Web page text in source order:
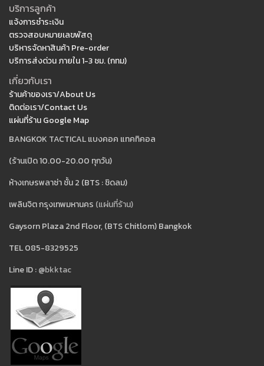
บริการลูกค้า
แจ้งการชำระเงิน
ตรวจสอบหมายเลขพัสดุ
บริหารจัดหาสินค้า Pre-order
บริการส่งด่วน ภายใน 1-3 ชม. (กทม)
เกี่ยวกับเรา
ร้านค้าของเรา/About Us
ติดต่อเรา/Contact Us
แผ่นที่ร้าน Google Map
BANGKOK TACTICAL แบงคอค แทคทิคอล
(ร้านเปิด 10.00-20.00 ทุกวัน)
ห้างเกษรพลาซ่า ชั้น 2 (BTS : ชิดลม)
เพลินจิต กรุงเทพมหานคร (แผ่นที่ร้าน)
Gaysorn Plaza 2nd Floor, (BTS Chitlom) Bangkok
TEL 085-8329525
Line ID :@bkktac